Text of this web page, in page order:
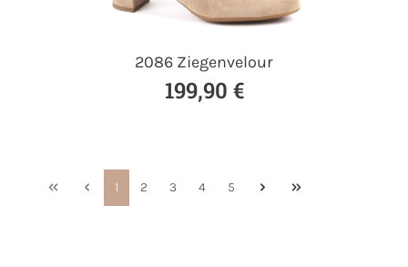
2086 Ziegenvelour
199,90 €
1 2 3 4 5